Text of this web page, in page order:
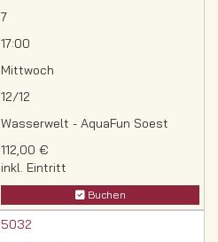
7
17:00
Mittwoch
12/12
Wasserwelt - AquaFun Soest
112,00 €
inkl. Eintritt
Buchen
5032